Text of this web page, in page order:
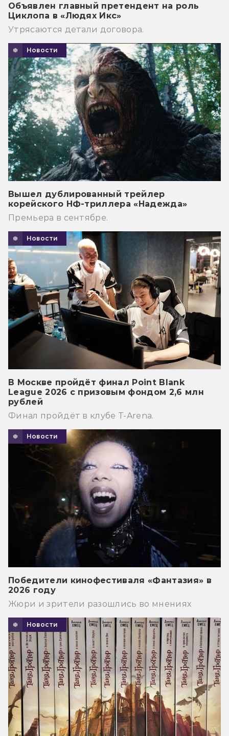
Объявлен главный претендент на роль
Циклопа в «Людях Икс»
Утрясаются детали договора.
Новости
Вышел дублированный трейлер
корейского НФ-триллера «Надежда»
Премьера в сентябре.
Новости
В Москве пройдёт финал Point Blank
League 2026 с призовым фондом 2,6 млн
рублей
Финал пройдёт в клубе T-Arena.
Новости
Победители кинофестиваля «Фантазия» в
2026 году
Жюри и зрители разошлись во мнениях
Новости